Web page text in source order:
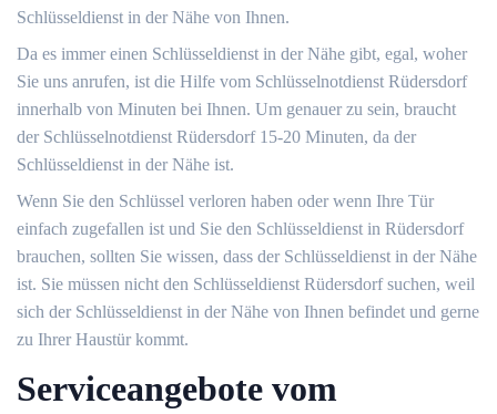
Schlüsseldienst in der Nähe von Ihnen.
Da es immer einen Schlüsseldienst in der Nähe gibt, egal, woher
Sie uns anrufen, ist die Hilfe vom Schlüsselnotdienst Rüdersdorf
innerhalb von Minuten bei Ihnen. Um genauer zu sein, braucht
der Schlüsselnotdienst Rüdersdorf 15-20 Minuten, da der
Schlüsseldienst in der Nähe ist.
Wenn Sie den Schlüssel verloren haben oder wenn Ihre Tür
einfach zugefallen ist und Sie den Schlüsseldienst in Rüdersdorf
brauchen, sollten Sie wissen, dass der Schlüsseldienst in der Nähe
ist. Sie müssen nicht den Schlüsseldienst Rüdersdorf suchen, weil
sich der Schlüsseldienst in der Nähe von Ihnen befindet und gerne
zu Ihrer Haustür kommt.
Serviceangebote vom